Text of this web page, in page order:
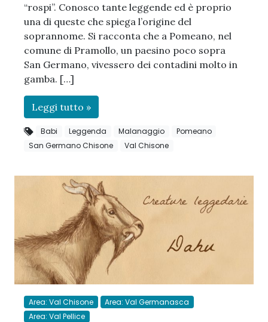
“rospi”. Conosco tante leggende ed è proprio
una di queste che spiega l’origine del
soprannome. Si racconta che a Pomeano, nel
comune di Pramollo, un paesino poco sopra
San Germano, vivessero dei contadini molto in
gamba. […]
Leggi tutto »
Babi Leggenda Malanaggio
Pomeano
San Germano Chisone
Val Chisone
Area: Val Chisone
Area: Val Germanasca
Area: Val Pellice